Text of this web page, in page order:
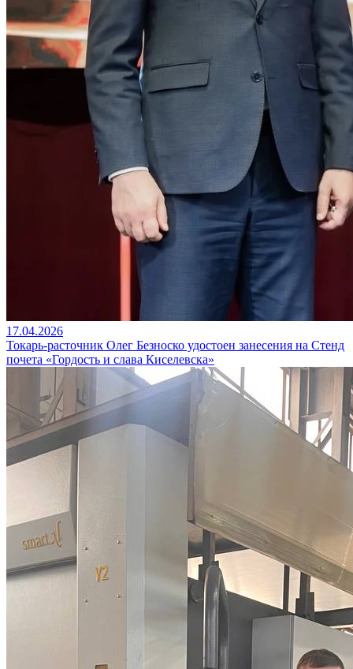
17.04.2026
Токарь-расточник Олег Безноско удостоен занесения на Стенд
почета «Гордость и слава Киселевска»